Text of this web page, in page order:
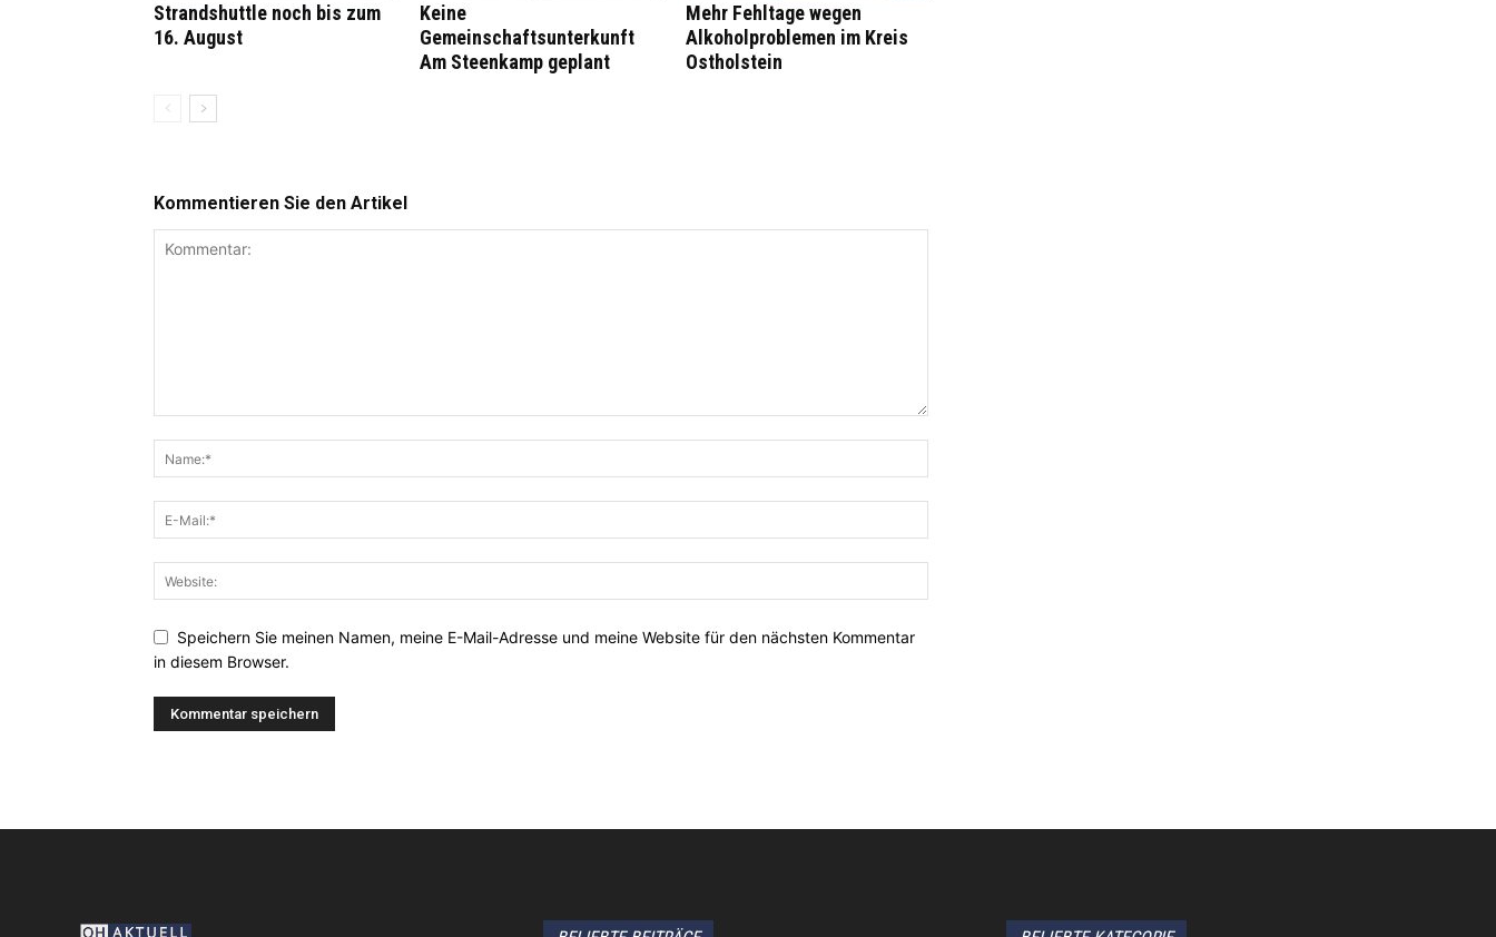
Strandshuttle noch bis zum
16. August
Keine
Gemeinschaftsunterkunft
Am Steenkamp geplant
Mehr Fehltage wegen
Alkoholproblemen im Kreis
Ostholstein
Kommentieren Sie den Artikel
Speichern Sie meinen Namen, meine E-Mail-Adresse und meine Website für den nächsten Kommentar
in diesem Browser.